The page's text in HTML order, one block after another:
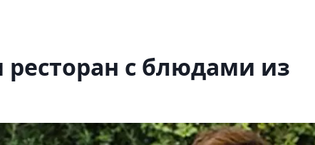
ресторан с блюдами из